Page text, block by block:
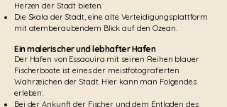
Herzen der Stadt bieten.
Die Skala der Stadt, eine alte Verteidigungsplattform
mit atemberaubendem Blick auf den Ozean.
Ein malerischer und lebhafter Hafen
Der Hafen von Essaouira mit seinen Reihen blauer
Fischerboote ist eines der meistfotografierten
Wahrzeichen der Stadt. Hier kann man Folgendes
erleben:
Bei der Ankunft der Fischer und dem Entladen des